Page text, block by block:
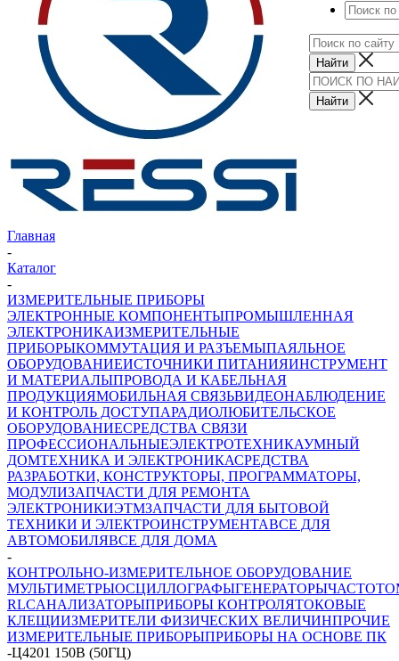
Главная
-
Каталог
-
ИЗМЕРИТЕЛЬНЫЕ ПРИБОРЫ
ЭЛЕКТРОННЫЕ КОМПОНЕНТЫПРОМЫШЛЕННАЯ
ЭЛЕКТРОНИКАИЗМЕРИТЕЛЬНЫЕ
ПРИБОРЫКОММУТАЦИЯ И РАЗЪЕМЫПАЯЛЬНОЕ
ОБОРУДОВАНИЕИСТОЧНИКИ ПИТАНИЯИНСТРУМЕНТ
И МАТЕРИАЛЫПРОВОДА И КАБЕЛЬНАЯ
ПРОДУКЦИЯМОБИЛЬНАЯ СВЯЗЬВИДЕОНАБЛЮДЕНИЕ
И КОНТРОЛЬ ДОСТУПАРАДИОЛЮБИТЕЛЬСКОЕ
ОБОРУДОВАНИЕСРЕДСТВА СВЯЗИ
ПРОФЕССИОНАЛЬНЫЕЭЛЕКТРОТЕХНИКАУМНЫЙ
ДОМТЕХНИКА И ЭЛЕКТРОНИКАСРЕДСТВА
РАЗРАБОТКИ, КОНСТРУКТОРЫ, ПРОГРАММАТОРЫ,
МОДУЛИЗАПЧАСТИ ДЛЯ РЕМОНТА
ЭЛЕКТРОНИКИЭТМЗАПЧАСТИ ДЛЯ БЫТОВОЙ
ТЕХНИКИ И ЭЛЕКТРОИНСТРУМЕНТАВСЕ ДЛЯ
АВТОМОБИЛЯВСЕ ДЛЯ ДОМА
-
КОНТРОЛЬНО-ИЗМЕРИТЕЛЬНОЕ ОБОРУДОВАНИЕ
МУЛЬТИМЕТРЫОСЦИЛЛОГРАФЫГЕНЕРАТОРЫ
RLCАНАЛИЗАТОРЫПРИБОРЫ КОНТРОЛЯТОКОВЫЕ
КЛЕЩИИЗМЕРИТЕЛИ ФИЗИЧЕСКИХ ВЕЛИЧИНПРОЧИЕ
ИЗМЕРИТЕЛЬНЫЕ ПРИБОРЫПРИБОРЫ НА ОСНОВЕ ПК
-Ц4201 150В (50ГЦ)